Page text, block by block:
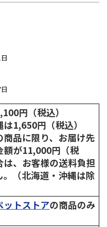
円（税込）
1,650円（税込）
商品に限り、お届け先
額が11,000円（税
、お客様の送料負担
。（北海道・沖縄は除
ットストアの商品のみ